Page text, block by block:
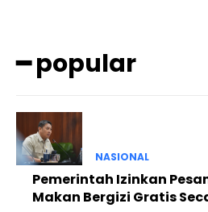
━ popular
NASIONAL
Pemerintah Izinkan
Makan Bergizi Gratis